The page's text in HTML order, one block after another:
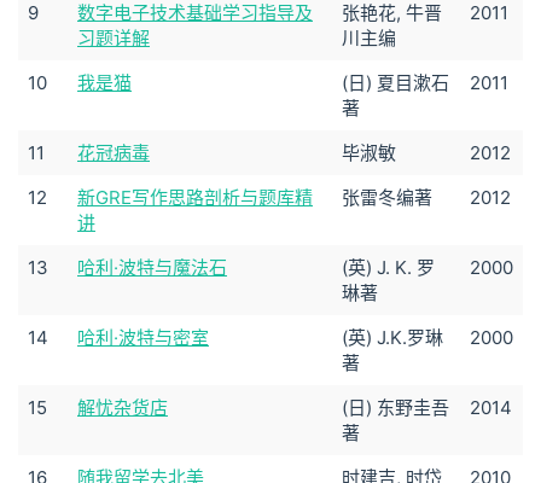
9
数字电子技术基础学习指导及
习题详解
张艳花, 牛晋
川主编
2011
10 我是猫
(日) 夏目漱石
著
2011
11 花冠病毒 毕淑敏
2012
12
新GRE写作思路剖析与题库精
讲
张雷冬编著 2012
13 哈利·波特与魔法石
(英) J. K. 罗
琳著
2000
14 哈利·波特与密室
(英) J.K.罗琳
著
2000
15 解忧杂货店
(日) 东野圭吾
著
2014
16 随我留学去北美
时建吉, 时岱
2010